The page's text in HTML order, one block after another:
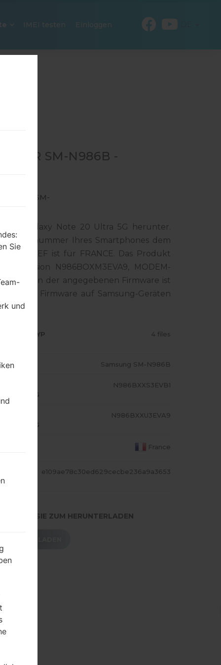
IMEI testen Einloggen
FÜR SM-N986B -
SM-
Galaxy Note 20 Ultra 5G herunter.
Ihres Smartphones dem
Code XEF ist für FRANCE. Das Produkt
Version N986BOXM3EVA9, MODEM-
der angegebenen Firmware ist
- Firmware auf Samsung-Geräten
TYP 4 files
Samsung SM-N986B
N986BXXS3EVB1
N986BXXU3EVA9
France
e109ae78c30ed629cecbe236a9a3653
SIE ZUM HERUNTERLADEN
Sie
und